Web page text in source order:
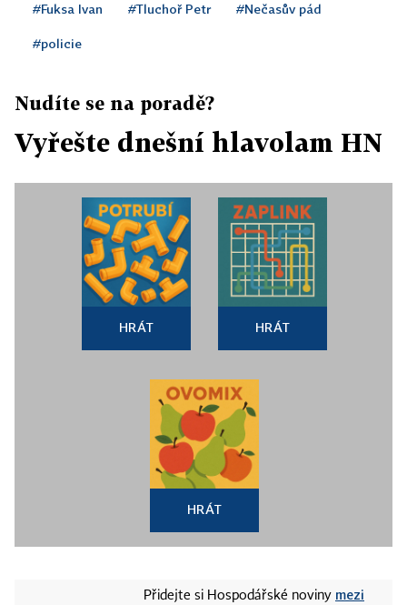
#Fuksa Ivan #Tluchoř Petr #Nečasův pád
#policie
Nudíte se na poradě?
Vyřešte dnešní hlavolam HN
HRÁT HRÁT
HRÁT
Přidejte si Hospodářské noviny mezi